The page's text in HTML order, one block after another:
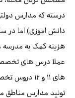
درسته که مدارس
عملا درس های
های ۱۱ و
تونید مدارس مناطق